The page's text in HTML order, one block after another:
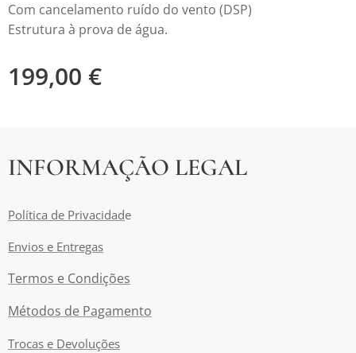
Com cancelamento ruído do vento (DSP)
Estrutura à prova de água.
199,00 €
INFORMAÇÃO LEGAL
Política de Privacidade
Envios e Entregas
Termos e Condições
Métodos de Pagamento
Trocas e Devoluções